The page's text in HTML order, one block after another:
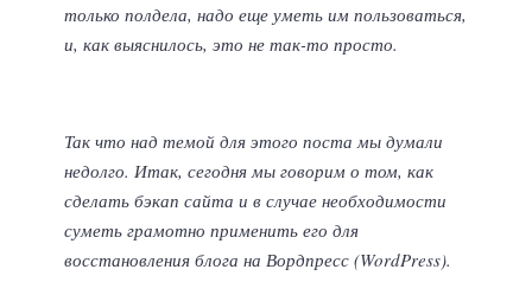
только полдела, надо еще уметь им пользоваться,
и, как выяснилось, это не так-то просто.
Так что над темой для этого поста мы думали
недолго. Итак, сегодня мы говорим о том, как
сделать бэкап сайта и в случае необходимости
суметь грамотно применить его для
восстановления блога на Вордпресс (WordPress).